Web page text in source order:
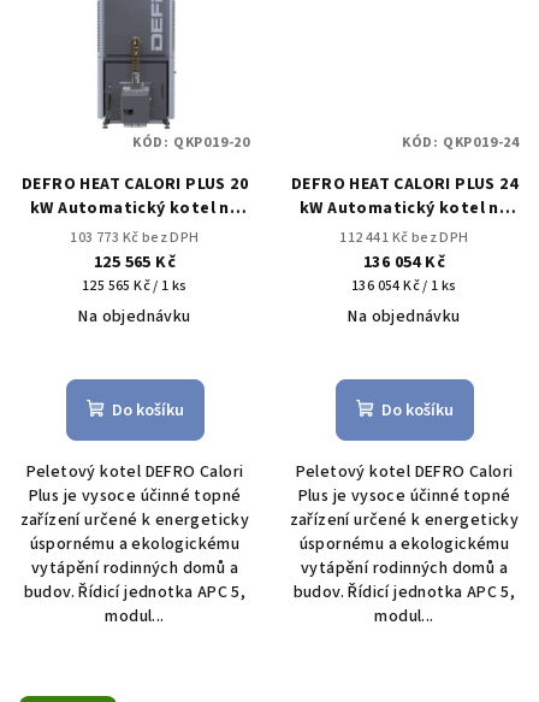
DEFRO HEAT CALORI PLUS 20
kW Automatický kotel na
pelety
103 773 Kč bez DPH
125 565 Kč
Měrná
cena:
125 565 Kč / 1 ks
Na objednávku
hodnocení
produktu
z
5
hvězdiček.
Do košíku
Peletový kotel DEFRO Calori
Plus je vysoce účinné topné
zařízení určené k energeticky
úspornému a ekologickému
vytápění rodinných domů a
budov. Řídicí jednotka APC 5,
modul...
KÓD: QKP019-20
DEFRO HEAT CALORI PLUS 24
kW Automatický kotel na
pelety
112 441 Kč bez DPH
136 054 Kč
Měrná
cena:
136 054 Kč / 1 ks
Na objednávku
hodnocení
produktu
z
5
hvězdiček.
Do košíku
Peletový kotel DEFRO Calori
Plus je vysoce účinné topné
zařízení určené k energeticky
úspornému a ekologickému
vytápění rodinných domů a
budov. Řídicí jednotka APC 5,
modul...
KÓD: QKP019-24